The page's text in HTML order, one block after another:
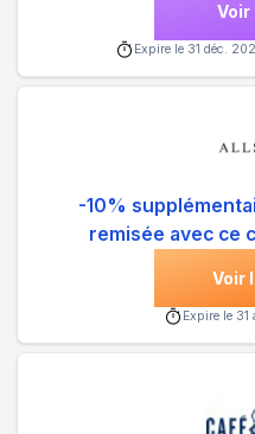
Expire le 31 déc.
-10%
remisée avec ce
Voir
Expire le 31